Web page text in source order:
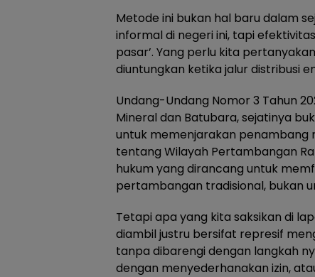
Metode ini bukan hal baru dalam
informal di negeri ini, tapi
pasar’. Yang perlu kita
diuntungkan ketika jalur distribusi
Undang-Undang Nomor 3 Tahun
Mineral dan Batubara, sejatinya
untuk memenjarakan penambang
tentang Wilayah Pertambangan
hukum yang dirancang untuk
pertambangan tradisional, bukan
Tetapi apa yang kita saksikan di
diambil justru bersifat represif
tanpa dibarengi dengan langkah
dengan menyederhanakan izin,